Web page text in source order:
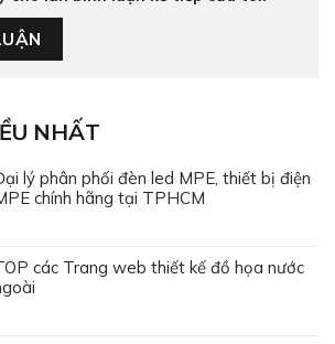
NHẤT
lý phân phối đèn led MPE, thiết bị điện
chính hãng tại TPHCM
các Trang web thiết kế đồ họa nước